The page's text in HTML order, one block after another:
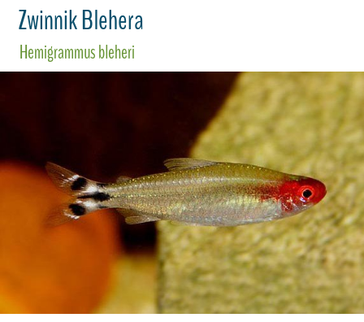
Zwinnik Blehera
Hemigrammus bleheri